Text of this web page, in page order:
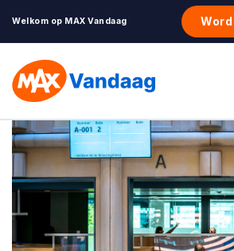
Welkom op MAX Vandaag